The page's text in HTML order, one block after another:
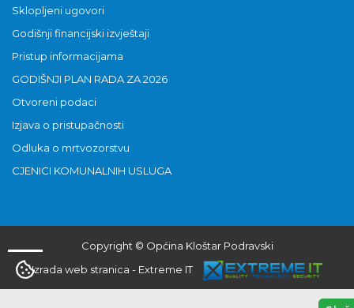
Sklopljeni ugovori
Godišnji financijski izvještaji
Pristup informacijama
GODIŠNJI PLAN RADA ZA 2026
Otvoreni podaci
Izjava o pristupačnosti
Odluka o mrtvozorstvu
CJENICI KOMUNALNIH USLUGA
Copyright © Općina Kloštar Podravski
Izrada web stranica - Extreme IT